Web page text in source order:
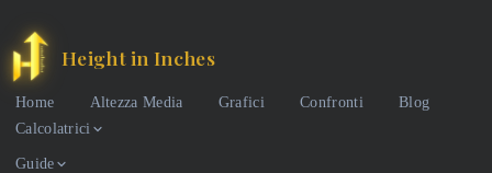
Height in Inches
Home Altezza Media Grafici Confronti
Blog
Calcolatrici
Guide